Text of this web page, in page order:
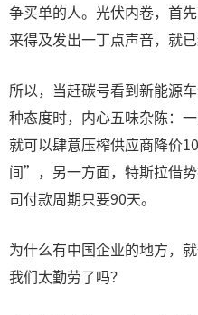
争买单的人。光伏内卷，首
来得及发出一丁点声音，就已
所以，当赶碳号看到新能源
种态度时，内心五味杂陈：
就可以肆意压榨供应商降价
间”，另一方面，特斯拉借
司付款周期只要90天。
为什么有中国企业的地方，
我们太勤劳了吗？